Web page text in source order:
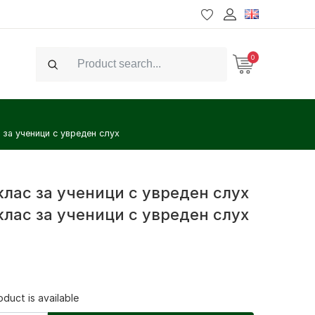
Search
0
ученици с увреден слух
за ученици с увреден слух
за ученици с увреден слух
is available